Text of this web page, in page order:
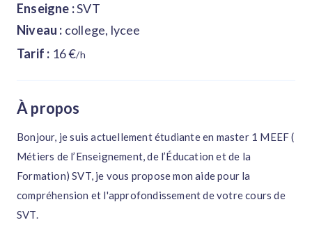
Enseigne :SVT
Niveau : college, lycee
Tarif : 16 €/h
À propos
Bonjour, je suis actuellement étudiante en master 1 MEEF (
Métiers de l’Enseignement, de l’Éducation et de la
Formation) SVT, je vous propose mon aide pour la
compréhension et l'approfondissement de votre cours de
SVT.